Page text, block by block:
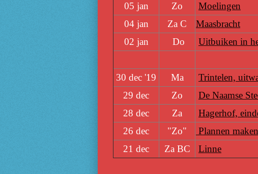
05 jan
Zo Moelingen
04 jan
Za C Maasbracht
02 jan
Do Uitbuiken in
30 dec '19 Ma Trintelen,
29 dec
Zo De Naamse
28 dec
Za Hagerhof,
26 dec
"Zo" Plannen
21 dec
Za BC Linne